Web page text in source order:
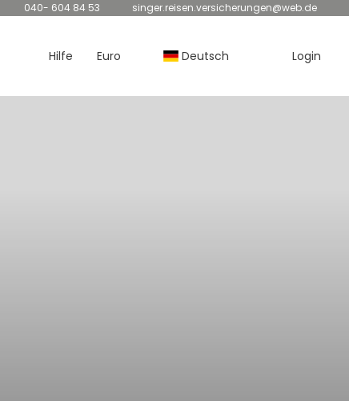
040- 604 84 53 singer.reisen.versicherungen@web.de
Hilfe Euro Deutsch Login